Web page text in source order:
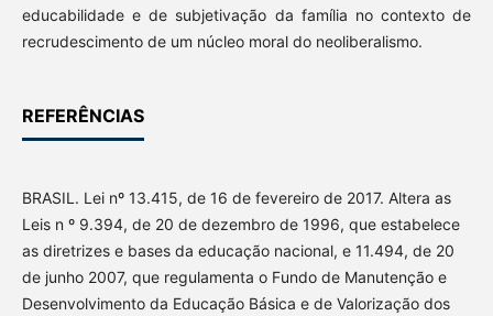
educabilidade e de subjetivação da família no contexto de
recrudescimento de um núcleo moral do neoliberalismo.
REFERÊNCIAS
BRASIL. Lei nº 13.415, de 16 de fevereiro de 2017. Altera as
Leis n º 9.394, de 20 de dezembro de 1996, que estabelece
as diretrizes e bases da educação nacional, e 11.494, de 20
de junho 2007, que regulamenta o Fundo de Manutenção e
Desenvolvimento da Educação Básica e de Valorização dos